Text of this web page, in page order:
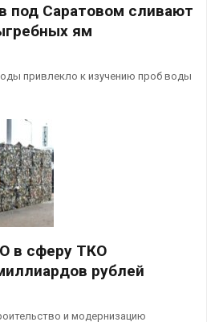
под Саратовом сливают
ям
привлекло к изучению проб воды
в сферу ТКО
рублей
и модернизацию